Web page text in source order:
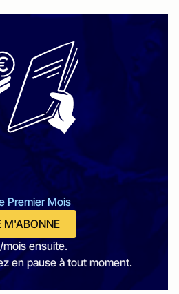
Premier Mois
M'ABONNE
mois ensuite.
en pause à tout moment.